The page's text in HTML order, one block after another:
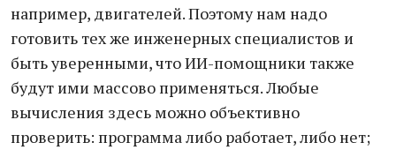
например, двигателей. Поэтому нам надо
готовить тех же инженерных специалистов и
быть уверенными, что ИИ-помощники также
будут ими массово применяться. Любые
вычисления здесь можно объективно
проверить: программа либо работает, либо нет;